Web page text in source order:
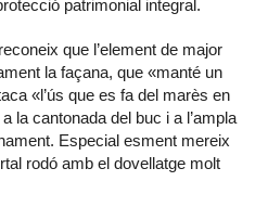
patrimonial integral.
que l’element de major
la façana, que «manté un
«l’ús que es fa del marès en
la cantonada del buc i a l’ampla
Especial esment mereix
rodó amb el dovellatge molt